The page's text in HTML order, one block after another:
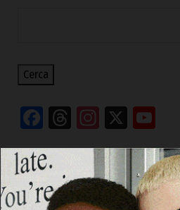
Cerca
Facebook
Threads
Instagram
X